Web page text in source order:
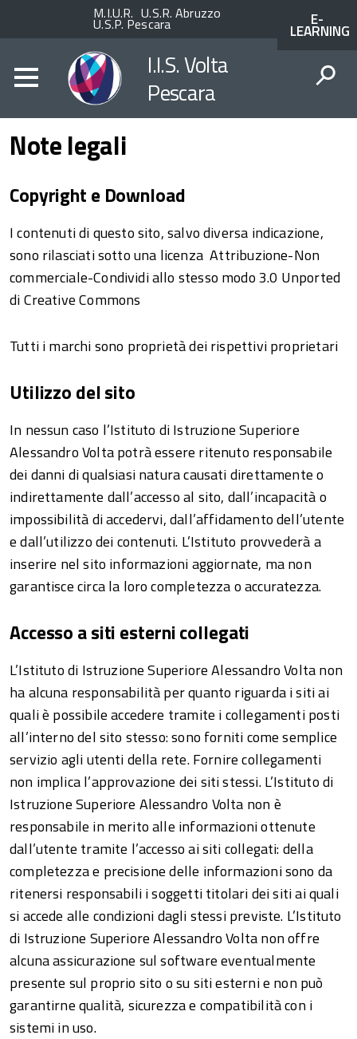
superiori
M.I.U.R. U.S.R. Abruzzo
U.S.P. Pescara AI
SERVIZI
SPID
E-
LEARNING
I.I.S. Volta
Pescara
Note legali
Copyright e Download
I contenuti di questo sito, salvo diversa indicazione,
sono rilasciati sotto una licenza Attribuzione-Non
commerciale-Condividi allo stesso modo 3.0 Unported
di Creative Commons
Tutti i marchi sono proprietà dei rispettivi proprietari
Utilizzo del sito
In nessun caso l’Istituto di Istruzione Superiore
Alessandro Volta potrà essere ritenuto responsabile
dei danni di qualsiasi natura causati direttamente o
indirettamente dall’accesso al sito, dall’incapacità o
impossibilità di accedervi, dall’affidamento dell’utente
e dall’utilizzo dei contenuti. L’Istituto provvederà a
inserire nel sito informazioni aggiornate, ma non
garantisce circa la loro completezza o accuratezza.
Accesso a siti esterni collegati
L’Istituto di Istruzione Superiore Alessandro Volta non
ha alcuna responsabilità per quanto riguarda i siti ai
quali è possibile accedere tramite i collegamenti posti
all’interno del sito stesso: sono forniti come semplice
servizio agli utenti della rete. Fornire collegamenti
non implica l’approvazione dei siti stessi. L’Istituto di
Istruzione Superiore Alessandro Volta non è
responsabile in merito alle informazioni ottenute
dall’utente tramite l’accesso ai siti collegati: della
completezza e precisione delle informazioni sono da
ritenersi responsabili i soggetti titolari dei siti ai quali
si accede alle condizioni dagli stessi previste. L’Istituto
di Istruzione Superiore Alessandro Volta non offre
alcuna assicurazione sul software eventualmente
presente sul proprio sito o su siti esterni e non può
garantirne qualità, sicurezza e compatibilità con i
sistemi in uso.